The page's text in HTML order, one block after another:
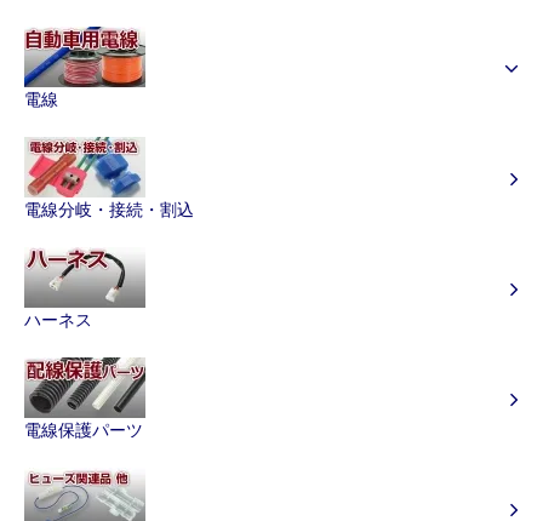
電線
電線分岐・接続・割込
ハーネス
電線保護パーツ